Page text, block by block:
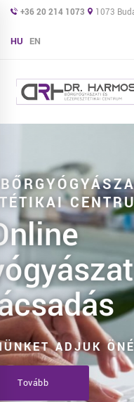
+36 20 214 1073 1073
HU EN
DR. HARMOS